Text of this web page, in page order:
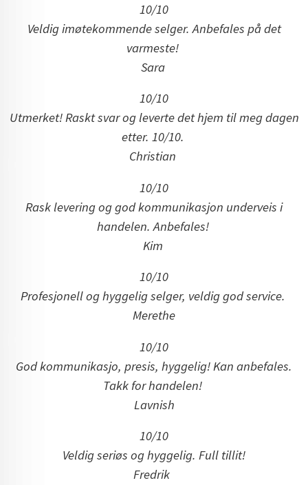
10/10
Veldig imøtekommende selger. Anbefales på det
varmeste!
Sara
10/10
Utmerket! Raskt svar og leverte det hjem til meg dagen
etter. 10/10.
Christian
10/10
Rask levering og god kommunikasjon underveis i
handelen. Anbefales!
Kim
10/10
Profesjonell og hyggelig selger, veldig god service.
Merethe
10/10
God kommunikasjo, presis, hyggelig! Kan anbefales.
Takk for handelen!
Lavnish
10/10
Veldig seriøs og hyggelig. Full tillit!
Fredrik